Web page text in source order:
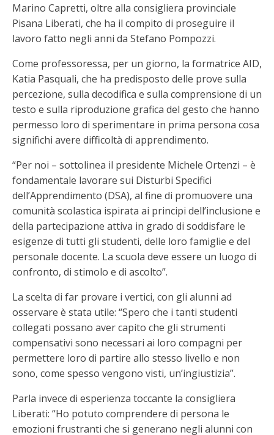
Marino Capretti, oltre alla consigliera provinciale
Pisana Liberati, che ha il compito di proseguire il
lavoro fatto negli anni da Stefano Pompozzi.
Come professoressa, per un giorno, la formatrice AID,
Katia Pasquali, che ha predisposto delle prove sulla
percezione, sulla decodifica e sulla comprensione di un
testo e sulla riproduzione grafica del gesto che hanno
permesso loro di sperimentare in prima persona cosa
significhi avere difficoltà di apprendimento.
“Per noi – sottolinea il presidente Michele Ortenzi – è
fondamentale lavorare sui Disturbi Specifici
dell’Apprendimento (DSA), al fine di promuovere una
comunità scolastica ispirata ai principi dell’inclusione e
della partecipazione attiva in grado di soddisfare le
esigenze di tutti gli studenti, delle loro famiglie e del
personale docente. La scuola deve essere un luogo di
confronto, di stimolo e di ascolto”.
La scelta di far provare i vertici, con gli alunni ad
osservare è stata utile: “Spero che i tanti studenti
collegati possano aver capito che gli strumenti
compensativi sono necessari ai loro compagni per
permettere loro di partire allo stesso livello e non
sono, come spesso vengono visti, un’ingiustizia”.
Parla invece di esperienza toccante la consigliera
Liberati: “Ho potuto comprendere di persona le
emozioni frustranti che si generano negli alunni con